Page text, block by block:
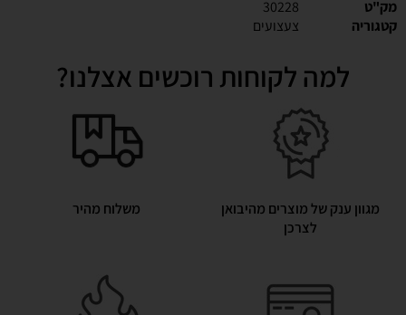
מק"ט
30228
קטגוריה
צעצועים
למה לקוחות רוכשים אצלנו?
מגוון ענק של מוצרים מהיבואן
לצרכן
משלוח מהיר